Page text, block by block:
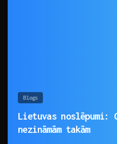
Blogs
Lietuvas noslēpumi:
nezināmām takām